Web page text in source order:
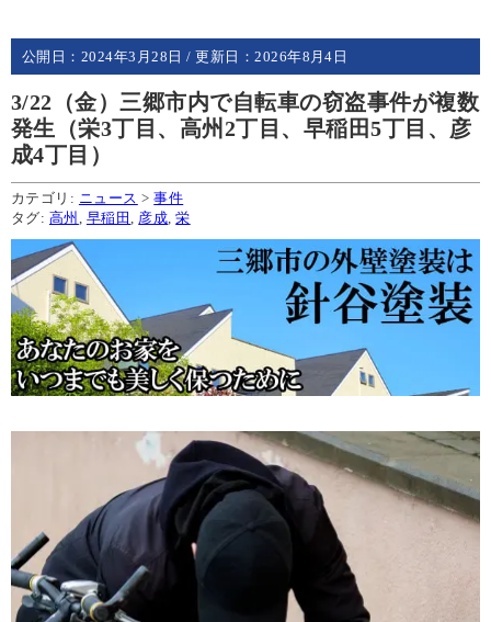
公開日： 2024年3月28日 / 更新日：2026年8月4日
3/22（金）三郷市内で自転車の窃盗事件が複数
発生（栄3丁目、高州2丁目、早稲田5丁目、彦
成4丁目）
カテゴリ: ニュース >事件
タグ: 高州 , 早稲田, 彦成,栄